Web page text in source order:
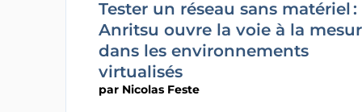
Tester un réseau sans matériel :
Anritsu ouvre la voie à la
dans les environnements
virtualisés
par Nicolas Feste